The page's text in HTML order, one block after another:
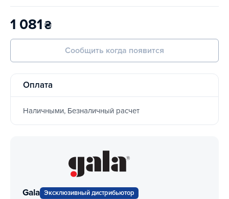
1 081₴
Сообщить когда появится
Оплата
Наличными, Безналичный расчет
Gala Эксклюзивный дистрибьютор